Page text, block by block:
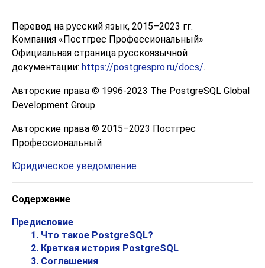
Перевод на русский язык, 2015–2023 гг.
Компания «Постгрес Профессиональный»
Официальная страница русскоязычной
документации: https://postgrespro.ru/docs/.
Авторские права © 1996-2023 The PostgreSQL Global
Development Group
Авторские права © 2015–2023 Постгрес
Профессиональный
Юридическое уведомление
Содержание
Предисловие
1. Что такое PostgreSQL?
2. Краткая история PostgreSQL
3. Соглашения